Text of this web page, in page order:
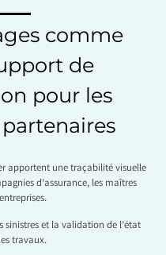
comme
de
pour les
apportent une traçabilité visuelle
d’assurance, les maîtres
sinistres et la validation de l’état
travaux.